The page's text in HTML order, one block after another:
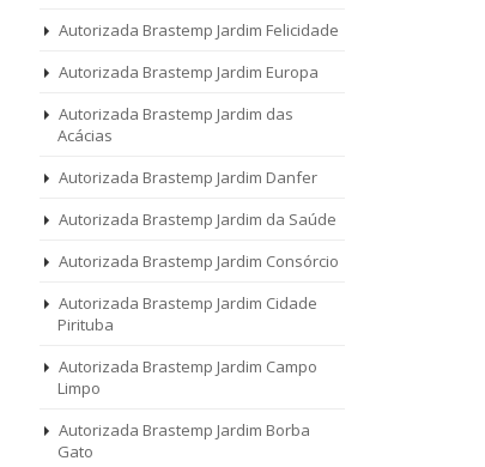
Autorizada Brastemp Jardim Felicidade
Autorizada Brastemp Jardim Europa
Autorizada Brastemp Jardim das
Acácias
Autorizada Brastemp Jardim Danfer
Autorizada Brastemp Jardim da Saúde
Autorizada Brastemp Jardim Consórcio
Autorizada Brastemp Jardim Cidade
Pirituba
Autorizada Brastemp Jardim Campo
Limpo
Autorizada Brastemp Jardim Borba
Gato